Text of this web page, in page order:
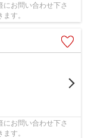
お問い合わせ下さ
す。
お問い合わせ下さ
す。